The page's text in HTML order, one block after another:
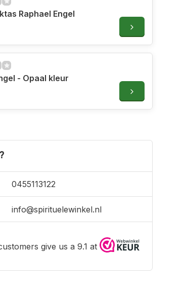
Raphael Engel
- Opaal kleur
0455113122
info@spirituelewinkel.nl
give us a 9.1 at